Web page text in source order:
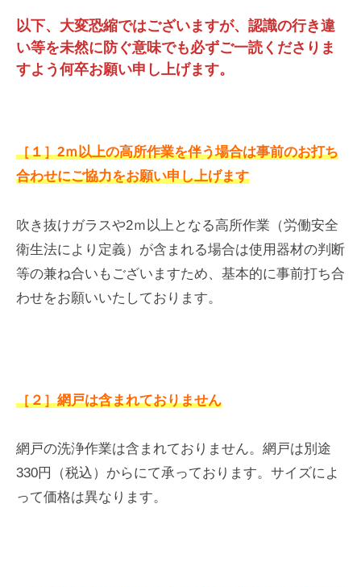
以下、大変恐縮ではございますが、認識の行き違
い等を未然に防ぐ意味でも必ずご一読くださりま
すよう何卒お願い申し上げます。
［１］2ｍ以上の高所作業を伴う場合は事前のお打ち
合わせにご協力をお願い申し上げます
吹き抜けガラスや2ｍ以上となる高所作業（労働安全
衛生法により定義）が含まれる場合は使用器材の判断
等の兼ね合いもございますため、基本的に事前打ち合
わせをお願いいたしております。
［２］網戸は含まれておりません
網戸の洗浄作業は含まれておりません。網戸は別途
330円（税込）からにて承っております。サイズによ
って価格は異なります。